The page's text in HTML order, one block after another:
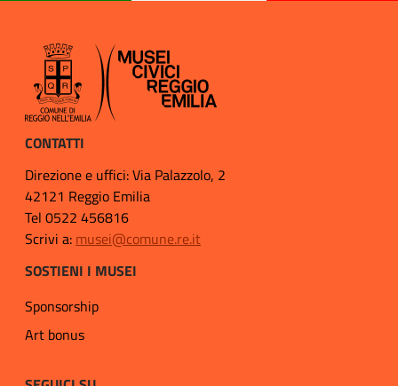
CONTATTI
Direzione e uffici: Via Palazzolo, 2
42121 Reggio Emilia
Tel 0522 456816
Scrivi a: musei@comune.re.it
SOSTIENI I MUSEI
Sponsorship
Art bonus